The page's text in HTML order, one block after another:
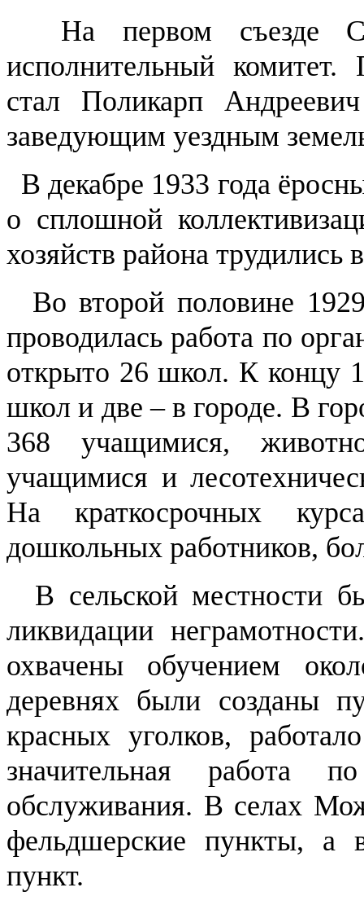
На первом съезде
исполнительный комитет.
стал Поликарп
заведующим уездным
В декабре 1933 года
о сплошной
хозяйств района трудились
Во второй половине
проводилась работа по
открыто 26 школ. К концу
школ и две – в городе. В
368 учащимися,
учащимися и
На краткосрочных
дошкольных работников,
В сельской местности
ликвидации
охвачены обучением
деревнях были созданы
красных уголков,
значительная работа
обслуживания. В селах
фельдшерские пункты,
пункт.